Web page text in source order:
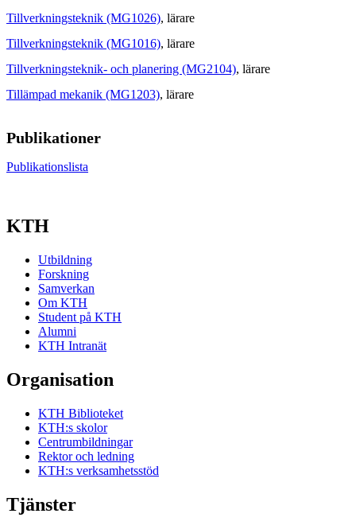
Tillverkningsteknik (MG1026), lärare
Tillverkningsteknik (MG1016), lärare
Tillverkningsteknik- och planering (MG2104), lärare
Tillämpad mekanik (MG1203), lärare
Publikationer
Publikationslista
KTH
Utbildning
Forskning
Samverkan
Om KTH
Student på KTH
Alumni
KTH Intranät
Organisation
KTH Biblioteket
KTH:s skolor
Centrumbildningar
Rektor och ledning
KTH:s verksamhetsstöd
Tjänster